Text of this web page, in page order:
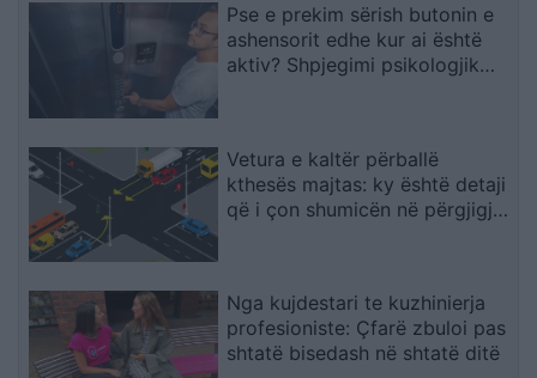
Pse e prekim sërish butonin e
ashensorit edhe kur ai është
aktiv? Shpjegimi psikologjik
Vetura e kaltër përballë
kthesës majtas: ky është detaji
që i çon shumicën në përgjigje
Nga kujdestari te kuzhinierja
profesioniste: Çfarë zbuloi pas
shtatë bisedash në shtatë ditë